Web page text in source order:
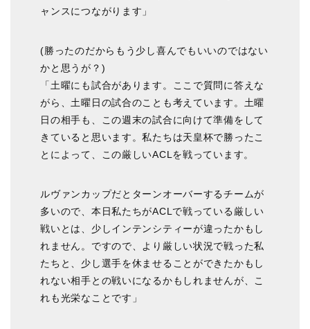
ャンスにつながります」
(勝ったのだからもう少し喜んでもいいのではない
かと思うが？)
「土曜にも試合があります。ここで質問に答えな
がら、土曜日の試合のことも考えています。土曜
日の相手も、この週末の試合に向けて準備をして
きていると思います。私たちは天皇杯で勝ったこ
とによって、この厳しいACLを戦っています。
ルヴァンカップだとターンオーバーするチームが
多いので、本日私たちがACLで戦っている厳しい
戦いとは、少しインテンシティーが違ったかもし
れません。ですので、より厳しい状況で戦った私
たちと、少し選手を休ませることができたかもし
れない相手との戦いになるかもしれませんが、こ
れも光栄なことです」